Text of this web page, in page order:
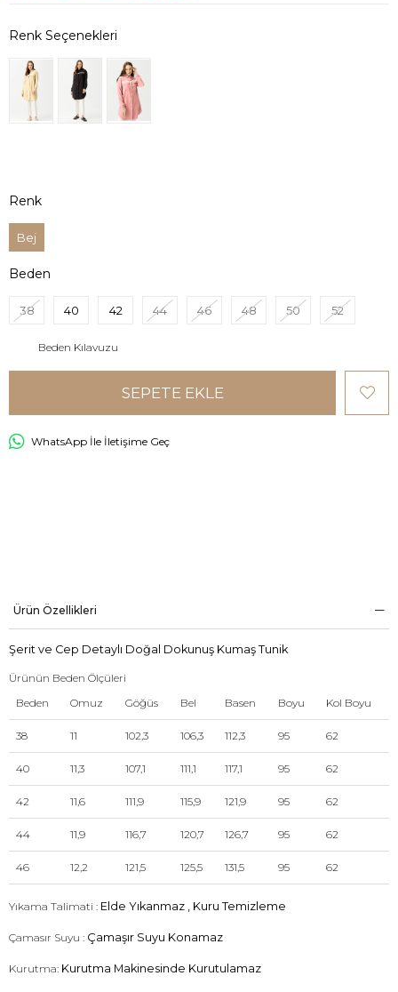
Renk
Bej
Beden
38 40 42 44 46 48 50 52
Beden Kılavuzu
WhatsApp İle İletişime Geç
Ürün Özellikleri
Şerit ve Cep Detaylı Doğal Dokunuş Kumaş Tunik
Ürünün Beden Ölçüleri
Beden
Omuz Göğüs Bel Basen Boyu Kol Boyu
38 11 102,3 106,3 112,3 95 62
40 11,3 107,1 111,1 117,1 95 62
42 11,6 111,9 115,9 121,9 95 62
44 11,9 116,7 120,7 126,7 95 62
46 12,2 121,5 125,5 131,5 95 62
Yıkama Talimati : Elde Yıkanmaz , Kuru Temizleme
Çamasır Suyu : Çamaşır Suyu Konamaz
Kurutma: Kurutma Makinesinde Kurutulamaz